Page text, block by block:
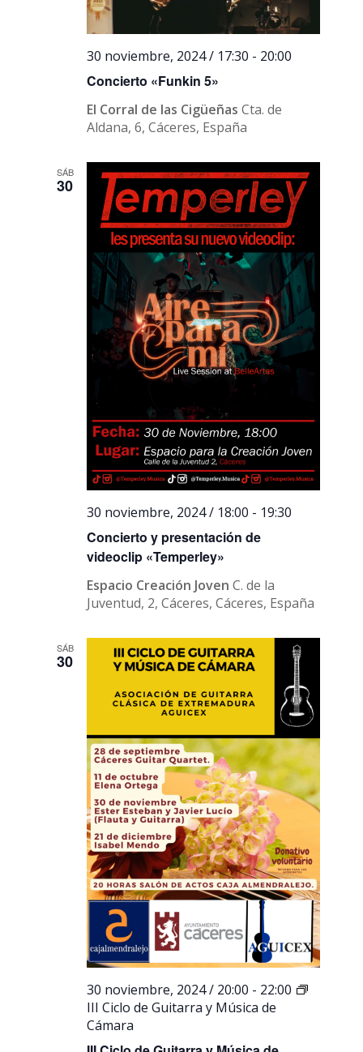
Concierto «Funkin 5»
30 noviembre, 2024 / 17:30 - 20:00
El Corral de las CigüeñasCta. de
Aldana, 6, Cáceres, España
SÁB
30
Concierto y presentación de
videoclip «Temperley»
30 noviembre, 2024 / 18:00 - 19:30
Espacio Creación JovenC. de la
Juventud, 2, Cáceres, Cáceres, España
SÁB
30
30 noviembre, 2024 / 20:00 - 22:00
III Ciclo de Guitarra y Música de
Cámara